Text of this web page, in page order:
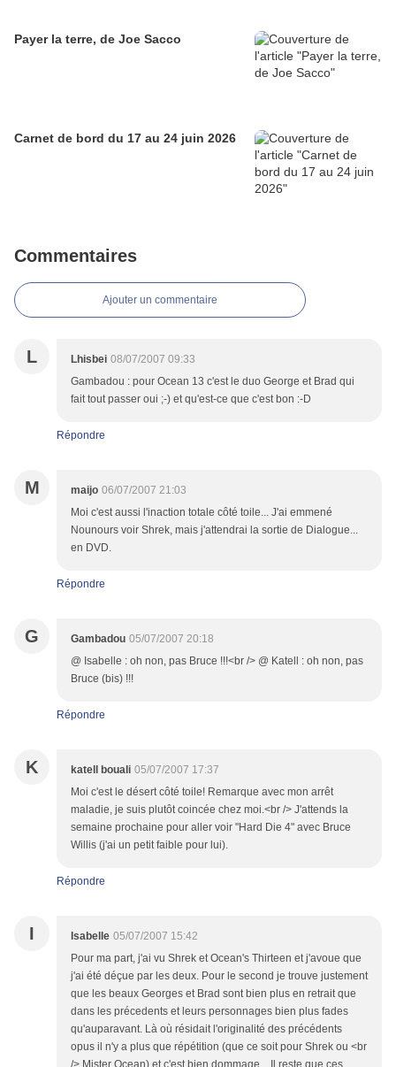
Payer la terre, de Joe Sacco
Carnet de bord du 17 au 24 juin 2026
Commentaires
Ajouter un commentaire
L Lhisbei 08/07/2007 09:33
Gambadou : pour Ocean 13 c'est le duo George et Brad qui
fait tout passer oui ;-) et qu'est-ce que c'est bon :-D
Répondre
M maijo 06/07/2007 21:03
Moi c'est aussi l'inaction totale côté toile... J'ai emmené
Nounours voir Shrek, mais j'attendrai la sortie de Dialogue...
en DVD.
Répondre
G Gambadou 05/07/2007 20:18
@ Isabelle : oh non, pas Bruce !!!<br /> @ Katell : oh non, pas
Bruce (bis) !!!
Répondre
K katell bouali 05/07/2007 17:37
Moi c'est le désert côté toile! Remarque avec mon arrêt
maladie, je suis plutôt coincée chez moi.<br /> J'attends la
semaine prochaine pour aller voir "Hard Die 4" avec Bruce
Willis (j'ai un petit faible pour lui).
Répondre
I Isabelle 05/07/2007 15:42
Pour ma part, j'ai vu Shrek et Ocean's Thirteen et j'avoue que
j'ai été déçue par les deux. Pour le second je trouve justement
que les beaux Georges et Brad sont bien plus en retrait que
dans les précedents et leurs personnages bien plus fades
qu'auparavant. Là où résidait l'originalité des précédents
opus il n'y a plus que répétition (que ce soit pour Shrek ou <br
/> Mister Ocean) et c'est bien dommage... Il reste que ces